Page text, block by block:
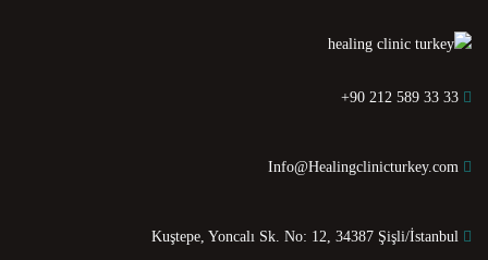
+90 212 589 33 33
Info@Healingclinicturkey.com
Kuştepe, Yoncalı Sk. No: 12, 34387 Şişli/İstanbul